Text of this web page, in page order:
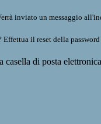
inviato un messaggio
Effettua il reset della
casella di posta